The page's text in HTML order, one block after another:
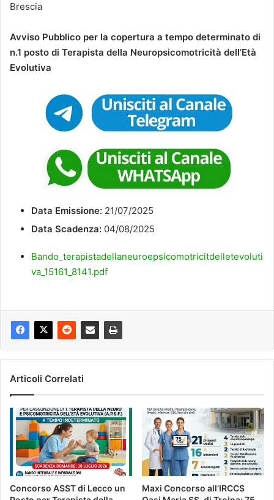
Brescia
Avviso Pubblico per la copertura a tempo determinato di
n.1 posto di Terapista della Neuropsicomotricità dell’Età
Evolutiva
Data Emissione: 21/07/2025
Data Scadenza: 04/08/2025
Bando_terapistadellaneuroepsicomotricitdelletevoluti
va_15161_8141.pdf
Articoli Correlati
Concorso ASST di Lecco un
Maxi Concorso all’IRCCS